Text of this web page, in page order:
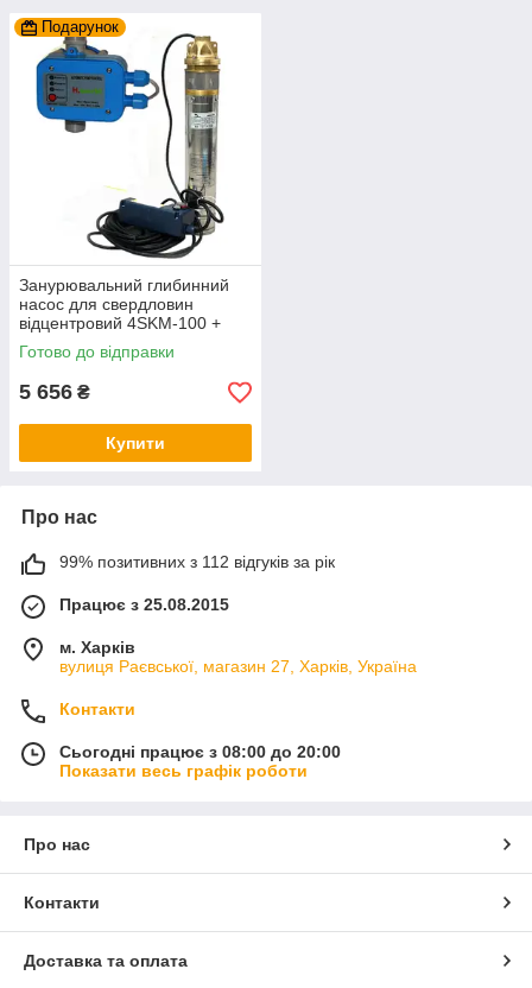
Подарунок
Занурювальний глибинний
насос для свердловин
відцентровий 4SKM-100 +
автоматика PC-10
Готово до відправки
5 656 ₴
Купити
Про нас
99% позитивних з 112 відгуків за рік
Працює з 25.08.2015
м. Харків
вулиця Раєвської, магазин 27, Харків, Україна
Контакти
Сьогодні працює з 08:00 до 20:00
Показати весь графік роботи
Про нас
Контакти
Доставка та оплата